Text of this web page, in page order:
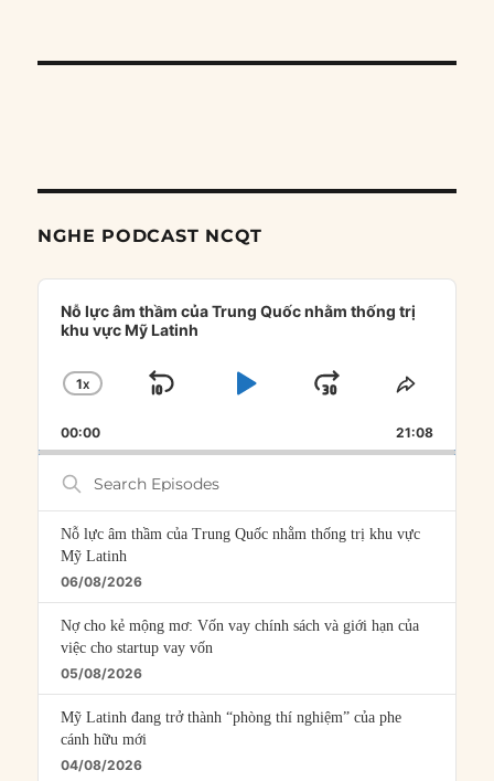
NGHE PODCAST NCQT
Audio
Player
Nỗ lực âm thầm của Trung Quốc nhằm thống trị
khu vực Mỹ Latinh
CHANGE
RATE
1X
SKIP
PLAYJUMP
FORWARD
SHARE
00:00 21:08
Search
Episodes
Nỗ lực âm thầm của Trung Quốc nhằm thống trị khu vực
Mỹ Latinh
06/08/2026
Nợ cho kẻ mộng mơ: Vốn vay chính sách và giới hạn của
việc cho startup vay vốn
05/08/2026
Mỹ Latinh đang trở thành “phòng thí nghiệm” của phe
cánh hữu mới
04/08/2026